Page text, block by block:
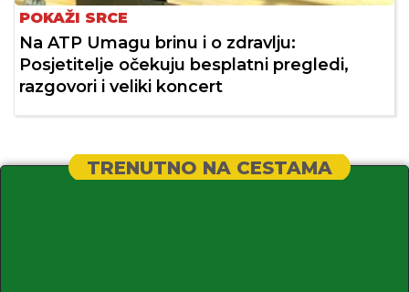
POKAŽI SRCE
Na ATP Umagu brinu i o zdravlju:
Posjetitelje očekuju besplatni pregledi,
razgovori i veliki koncert
TRENUTNO NA CESTAMA